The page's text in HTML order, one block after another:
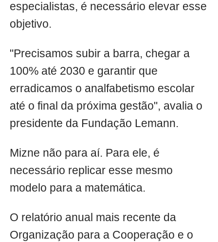
especialistas, é necessário elevar esse
objetivo.
"Precisamos subir a barra, chegar a
100% até 2030 e garantir que
erradicamos o analfabetismo escolar
até o final da próxima gestão", avalia o
presidente da Fundação Lemann.
Mizne não para aí. Para ele, é
necessário replicar esse mesmo
modelo para a matemática.
O relatório anual mais recente da
Organização para a Cooperação e o